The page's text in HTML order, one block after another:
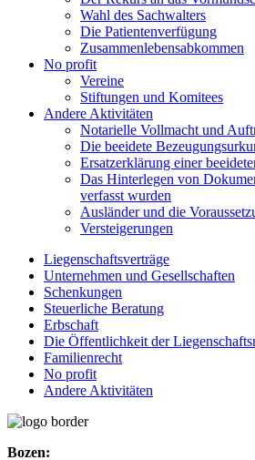
Wahl des Sachwalters
Die Patientenverfügung
Zusammenlebensabkommen
No profit
Vereine
Stiftungen und Komitees
Andere Aktivitäten
Notarielle Vollmacht und
Die beeidete
Ersatzerklärung einer
Das Hinterlegen von
verfasst wurden
Ausländer und die
Versteigerungen
Liegenschaftsverträge
Unternehmen und Gesellschaften
Schenkungen
Steuerliche Beratung
Erbschaft
Die Öffentlichkeit der
Familienrecht
No profit
Andere Aktivitäten
Bozen: